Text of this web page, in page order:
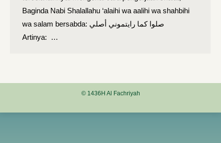
Baginda Nabi Shalallahu ‘alaihi wa aalihi wa shahbihi
wa salam bersabda: صلوا كما رايتموني أصلي
Artinya: …
© 1436H Al Fachriyah